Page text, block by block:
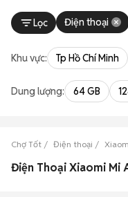
Lọc Điện thoại
Khu vực: Tp Hồ Chí Minh
Dung lượng: 64 GB
Chợ Tốt Điện thoại
Điện Thoại Xiaomi Mi